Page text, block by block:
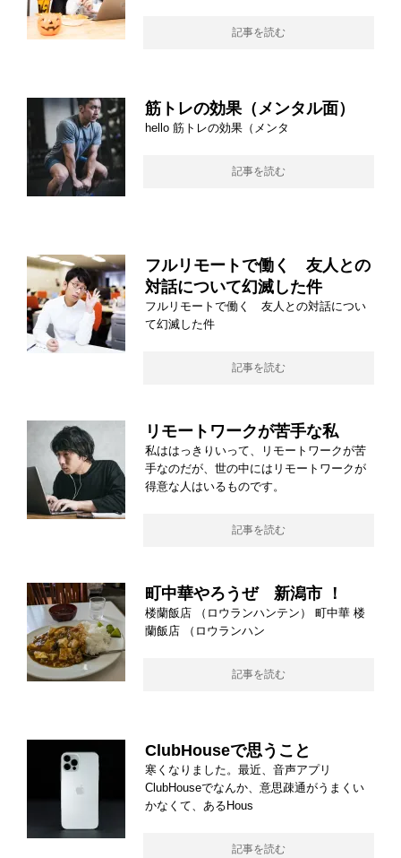
記事を読む
筋トレの効果（メンタル面）
hello 筋トレの効果（メンタ
記事を読む
フルリモートで働く 友人との
対話について幻滅した件
フルリモートで働く 友人との対話につい
て幻滅した件
記事を読む
リモートワークが苦手な私
私ははっきりいって、リモートワークが苦
手なのだが、世の中にはリモートワークが
得意な人はいるものです。
記事を読む
町中華やろうぜ 新潟市 ！
楼蘭飯店 （ロウランハンテン） 町中華 楼
蘭飯店 （ロウランハン
記事を読む
ClubHouseで思うこと
寒くなりました。最近、音声アプリ
ClubHouseでなんか、意思疎通がうまくい
かなくて、あるHous
記事を読む